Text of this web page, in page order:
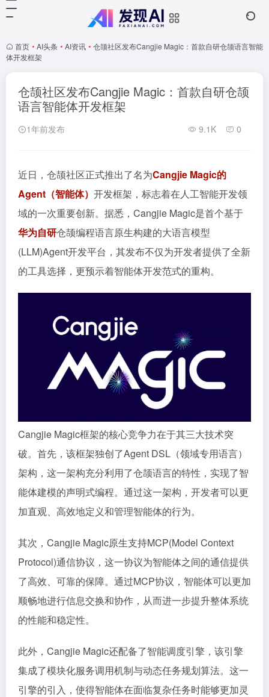
首页 • AI头条 • AI资讯 • 仓颉社区发布Cangjie Magic：首款自研仓颉语言智能
体开发框架
仓颉社区发布Cangjie Magic：首款自研仓颉
语言智能体开发框架
1年前发布 9.1K 0
近日，仓颉社区正式推出了名为Cangjie Magic的
Agent（智能体） 开发框架，标志着在人工智能开发领
域的一次重要创新。据悉，Cangjie Magic是首个基于
华为自研仓颉编程语言原生构建的大语言模型
(LLM)Agent开发平台，其发布不仅为开发者提供了全新
的工具选择，更预示着智能体开发范式的重构。
Cangjie Magic框架的核心竞争力在于其三大技术突
破。首先，该框架独创了Agent DSL（领域专用语言）
架构，这一架构充分利用了仓颉语言的特性，实现了智
能体建模的声明式编程。通过这一架构，开发者可以更
加直观、高效地定义和管理智能体的行为。
其次，Cangjie Magic原生支持MCP(Model Context
Protocol)通信协议，这一协议为智能体之间的通信提供
了高效、可靠的保障。通过MCP协议，智能体可以更加
顺畅地进行信息交换和协作，从而进一步提升整体系统
的性能和稳定性。
此外，Cangjie Magic还配备了智能调度引擎，该引擎
集成了模块化服务调用机制与动态任务规划算法。这一
引擎的引入，使得智能体在面临复杂任务时能够更加灵